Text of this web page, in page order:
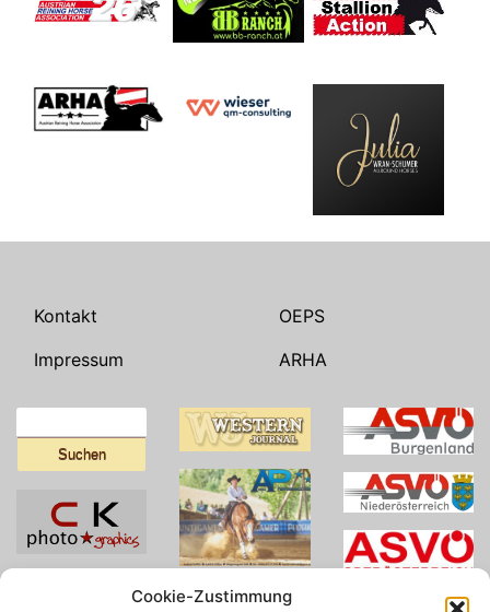
Cookie-Zustimmung
Kontakt
Impressum
OEPS
ARHA
nach: